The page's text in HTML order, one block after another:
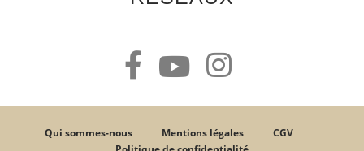
Qui sommes-nous Mentions légales
CGV